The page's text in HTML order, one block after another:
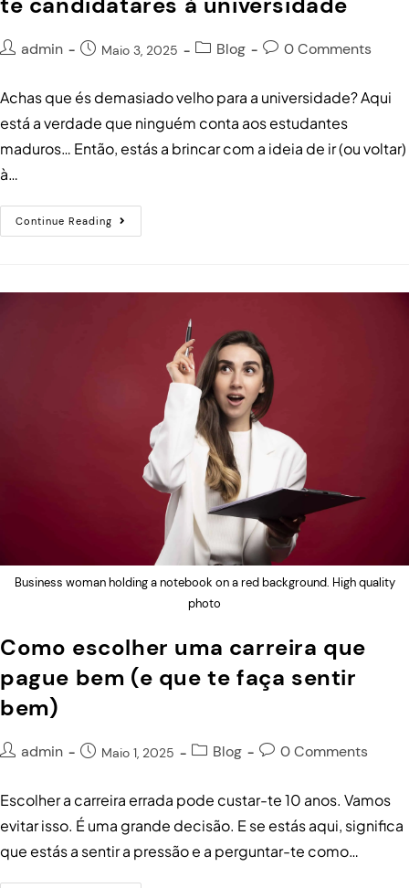
admin Maio 3, 2025 Blog 0 Comments
Achas que és demasiado velho para a universidade? Aqui
está a verdade que ninguém conta aos estudantes
maduros… Então, estás a brincar com a ideia de ir (ou voltar)
à…
Continue Reading
Business woman holding a notebook on a red background. High quality
photo
Como escolher uma carreira que
pague bem (e que te faça sentir
bem)
admin Maio 1, 2025 Blog 0 Comments
Escolher a carreira errada pode custar-te 10 anos. Vamos
evitar isso. É uma grande decisão. E se estás aqui, significa
que estás a sentir a pressão e a perguntar-te como…